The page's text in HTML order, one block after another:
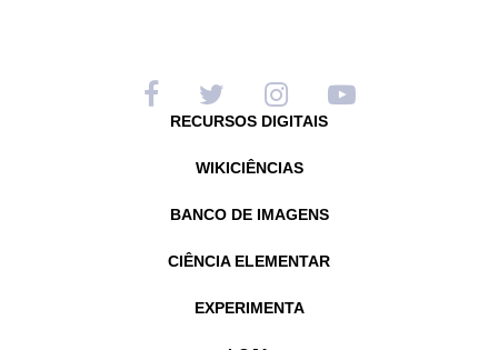
RECURSOS DIGITAIS
WIKICIÊNCIAS
BANCO DE IMAGENS
CIÊNCIA ELEMENTAR
EXPERIMENTA